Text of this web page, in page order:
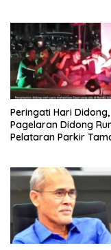
Peringati Hari Didong,
Pagelaran Didong
Pelataran Parkir